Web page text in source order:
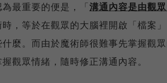
最重要的便是，「溝通內容是由觀
，等於在觀眾的大腦裡開啟「檔案
麼。而由於魔術師很難事先掌握觀
觀眾情緒，隨時修正溝通內容。